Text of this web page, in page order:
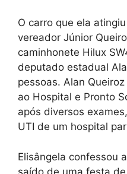
O carro que ela
vereador Júnior
caminhonete Hilux
deputado estadual
pessoas. Alan
ao Hospital e Pronto
após diversos
UTI de um hospital
Elisângela confessou
saído de uma festa